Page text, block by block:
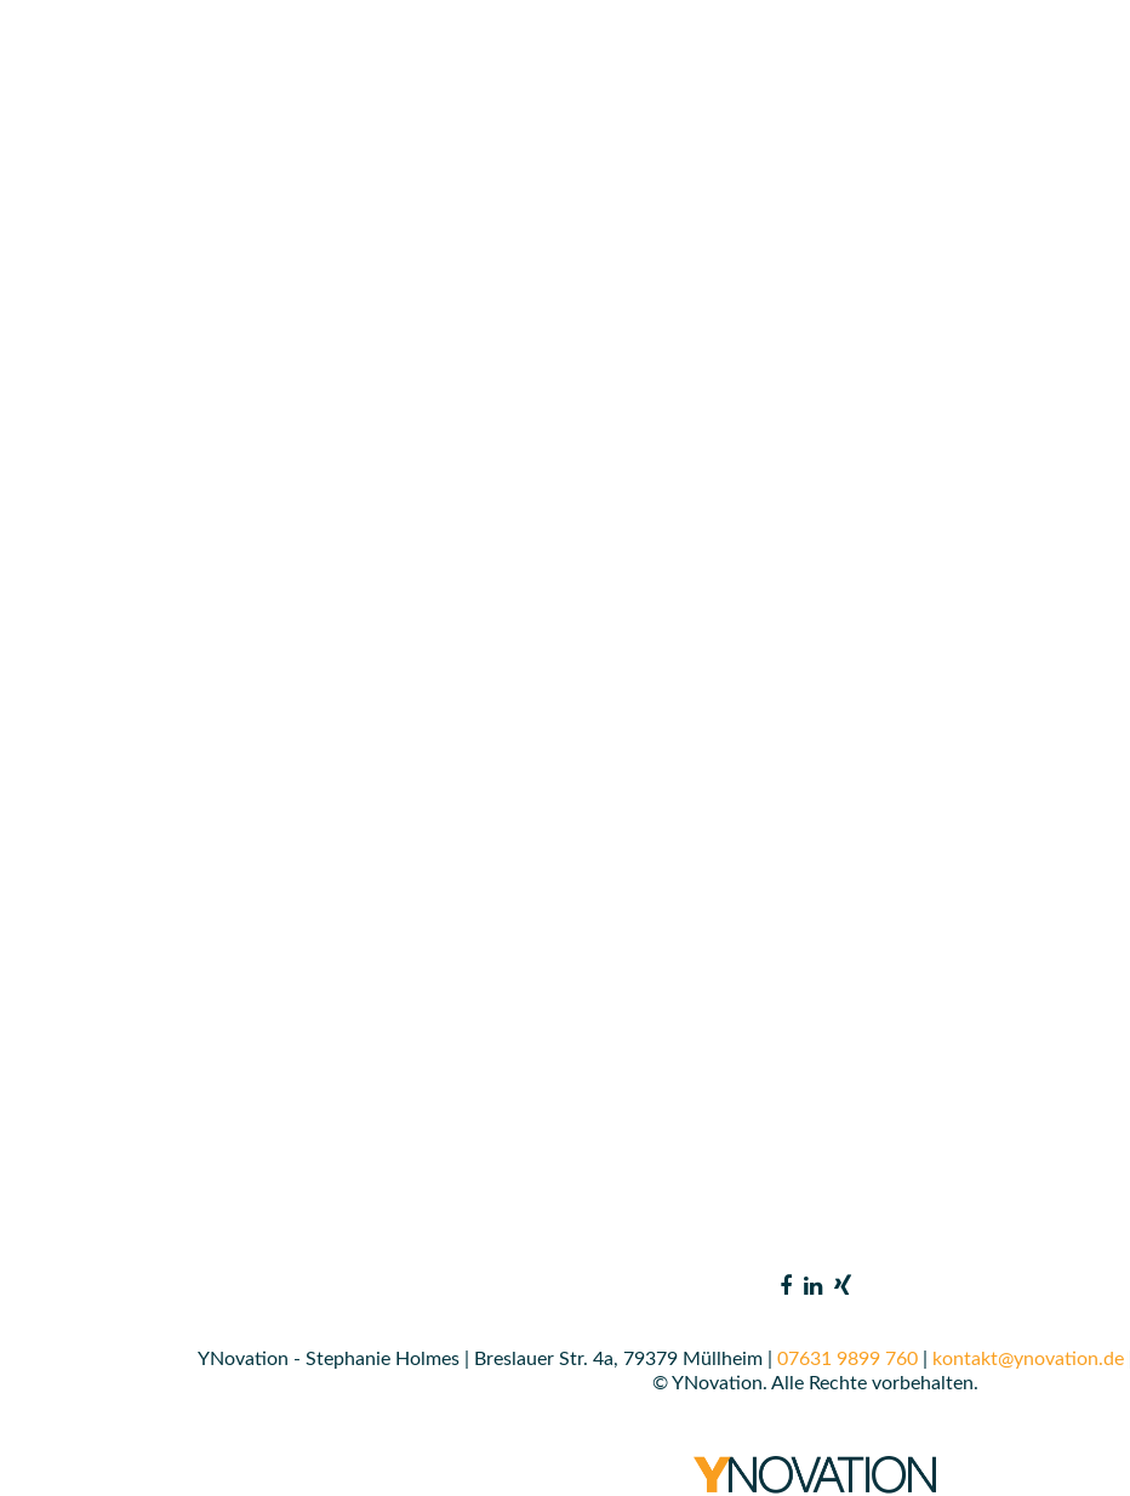
YNovation - Stephanie Holmes | Breslauer Str. 4a, 79379 Müllheim | 07631 9899 760| kontakt@ynovation.de|
© YNovation. Alle Rechte vorbehalten.